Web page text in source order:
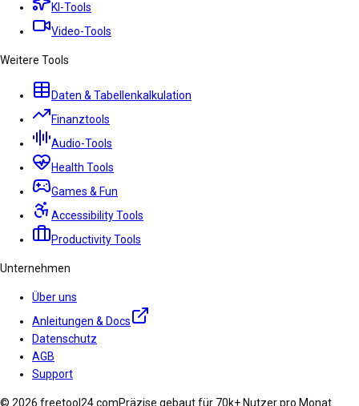
KI-Tools
Video-Tools
Weitere Tools
Daten & Tabellenkalkulation
Finanztools
Audio-Tools
Health Tools
Games & Fun
Accessibility Tools
Productivity Tools
Unternehmen
Über uns
Anleitungen & Docs
Datenschutz
AGB
Support
© 2026 freetool24.comPräzise gebaut für 70k+ Nutzer pro Monat